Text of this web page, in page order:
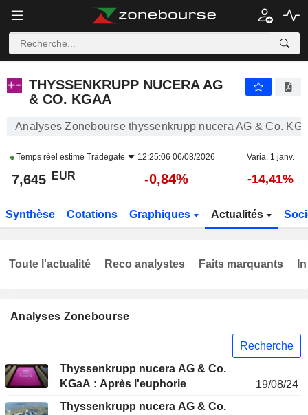
THYSSENKRUPP NUCERA AG
& CO. KGAA
Analyses Zonebourse thyssenkrupp nucera AG & Co.
Temps réel estimé Tradegate 12:25:06 06/08/2026 Varia. 1 janv.
7,645 EUR -0,84% -14,41%
Synthèse Cotations Graphiques Actualités
Analyses Zonebourse
Recherche
Thyssenkrupp nucera AG & Co.
KGaA : Après l'euphorie
19/08/24
Thyssenkrupp nucera AG & Co.
Toute l'actualité Reco analystes Faits marquants